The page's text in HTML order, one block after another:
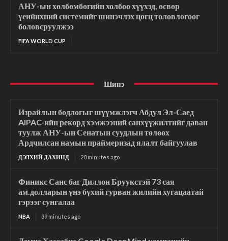
АНУ-ын хөлбөмбөгийн холбоо хүүхэд, өсвөр
үеийнхний системийг шинэчлэх цогц төлөвлөгөөг
боловсруулжээ
FIFA WORLD CUP
Шинэ
Израйлын бодлогыг шүүмжлэгч Абдул Эл-Саед
AIPAC-ийн рекорд хэмжээний санхүүжилтийг даван
туулж АНУ-ын Сенатын суудлын төлөөх
Ардчилсан намын праймеризад ялалт байгуулав
ДЭЛХИЙ ДАХИНД 20 minutes ago
Финикс Санс баг Диллон Бруукстэй 73 сая
ам.долларын үнэ бүхий гурван жилийн хугацаатай
гэрээг сунгалаа
NBA 39 minutes ago